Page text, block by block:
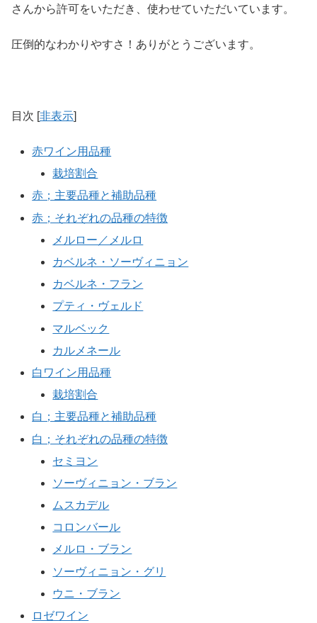
さんから許可をいただき、使わせていただいています。
圧倒的なわかりやすさ！ありがとうございます。
目次 [非表示]
赤ワイン用品種
栽培割合
赤；主要品種と補助品種
赤；それぞれの品種の特徴
メルロー／メルロ
カベルネ・ソーヴィニョン
カベルネ・フラン
プティ・ヴェルド
マルベック
カルメネール
白ワイン用品種
栽培割合
白；主要品種と補助品種
白；それぞれの品種の特徴
セミヨン
ソーヴィニョン・ブラン
ムスカデル
コロンバール
メルロ・ブラン
ソーヴィニョン・グリ
ウニ・ブラン
ロゼワイン